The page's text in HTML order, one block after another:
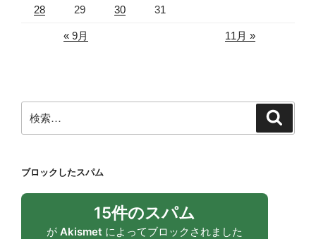
28 29 30 31
« 9月 11月 »
索:
ブロックしたスパム
15件のスパム
が Akismet によってブロックされました